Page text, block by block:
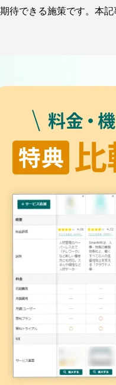
できる施策です。本